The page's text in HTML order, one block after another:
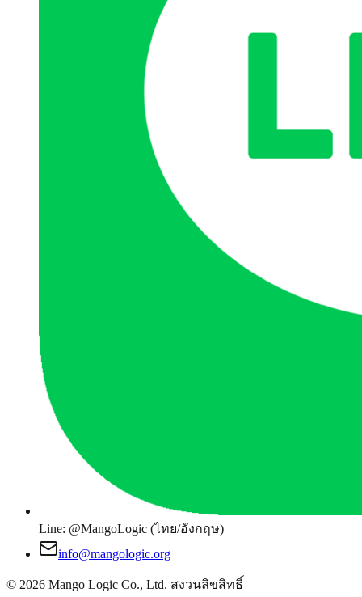
Line: @MangoLogic (ไทย/อังกฤษ)
info@mangologic.org
© 2026 Mango Logic Co., Ltd. สงวนลิขสิทธิ์